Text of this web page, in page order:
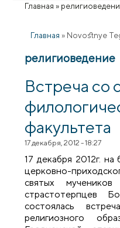
Вы здесь
Главная »
Главная » Novostnye
религиоведение
Встреча со
факультета
17 декабря, 2012 - 18:27
17 декабря 2012г.
церковно-
святых
страстотерпцев
состоялась
религиозного